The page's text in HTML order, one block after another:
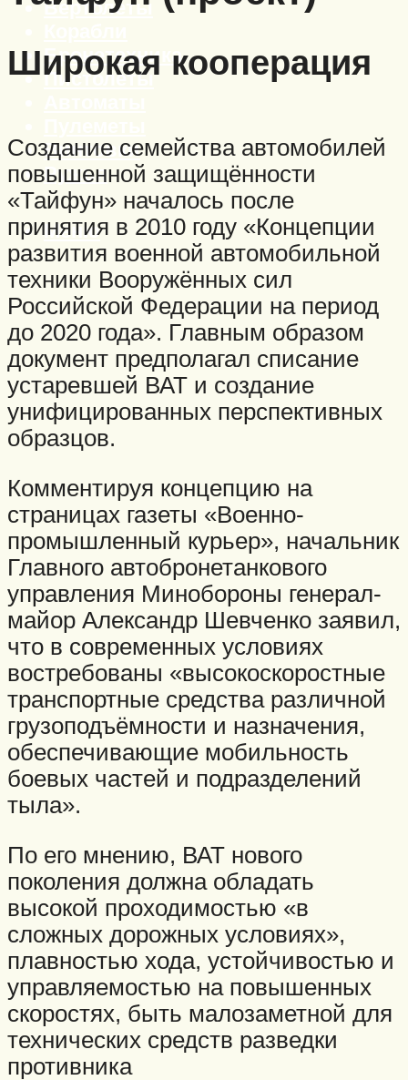
Вертолеты
Бронетехника
Пистолеты
Винтовки
Ружья
Меню
Широкая кооперация
Создание семейства автомобилей
повышенной защищённости
«Тайфун» началось после
принятия в 2010 году «Концепции
развития военной автомобильной
техники Вооружённых сил
Российской Федерации на период
до 2020 года». Главным образом
документ предполагал списание
устаревшей ВАТ и создание
унифицированных перспективных
образцов.
Комментируя концепцию на
страницах газеты «Военно-
промышленный курьер», начальник
Главного автобронетанкового
управления Минобороны генерал-
майор Александр Шевченко заявил,
что в современных условиях
востребованы «высокоскоростные
транспортные средства различной
грузоподъёмности и назначения,
обеспечивающие мобильность
боевых частей и подразделений
тыла».
По его мнению, ВАТ нового
поколения должна обладать
высокой проходимостью «в
сложных дорожных условиях»,
плавностью хода, устойчивостью и
управляемостью на повышенных
скоростях, быть малозаметной для
технических средств разведки
противника